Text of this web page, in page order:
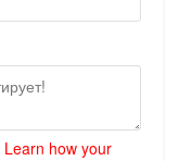
Learn how your